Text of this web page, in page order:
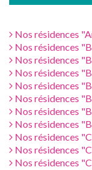
Nos résidences
Nos résidences
Nos résidences
Nos résidences
Nos résidences
Nos résidences
Nos résidences
Nos résidences
Nos résidences
Nos résidences
Nos résidences